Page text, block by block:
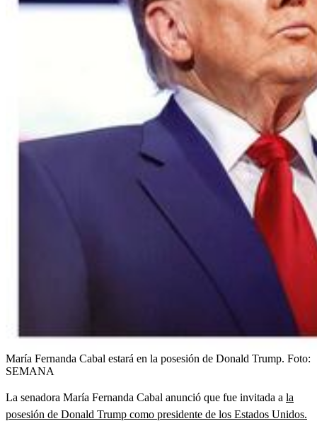
María Fernanda Cabal estará en la posesión de Donald Trump. Foto:
SEMANA
La senadora María Fernanda Cabal anunció que fue invitada a la
posesión de Donald Trump como presidente de los Estados Unidos.